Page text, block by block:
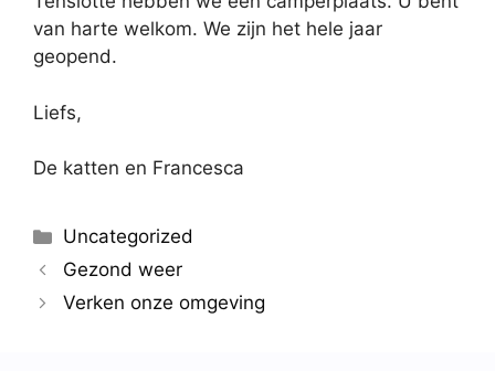
van harte welkom. We zijn het hele jaar
geopend.
Liefs,
De katten en Francesca
Uncategorized
Gezond weer
Verken onze omgeving